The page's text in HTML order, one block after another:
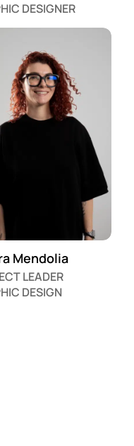
DESIGNER
Mendolia
LEADER
DESIGN